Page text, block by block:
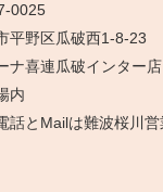
0025
平野区瓜破西1-8-23
ナ喜連瓜破インター店
内
話とMailは難波桜川営